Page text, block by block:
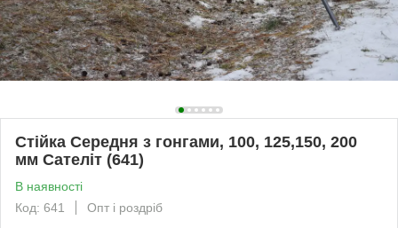
Стійка Середня з гонгами, 100, 125,150, 200
мм Сателіт (641)
В наявності
Код: 641
Опт і роздріб